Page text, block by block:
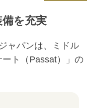
を充実
ャパンは、ミドル
ト（Passat）」の